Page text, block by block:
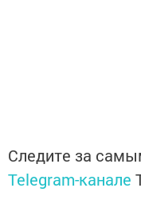
Следите за
Telegram-канале